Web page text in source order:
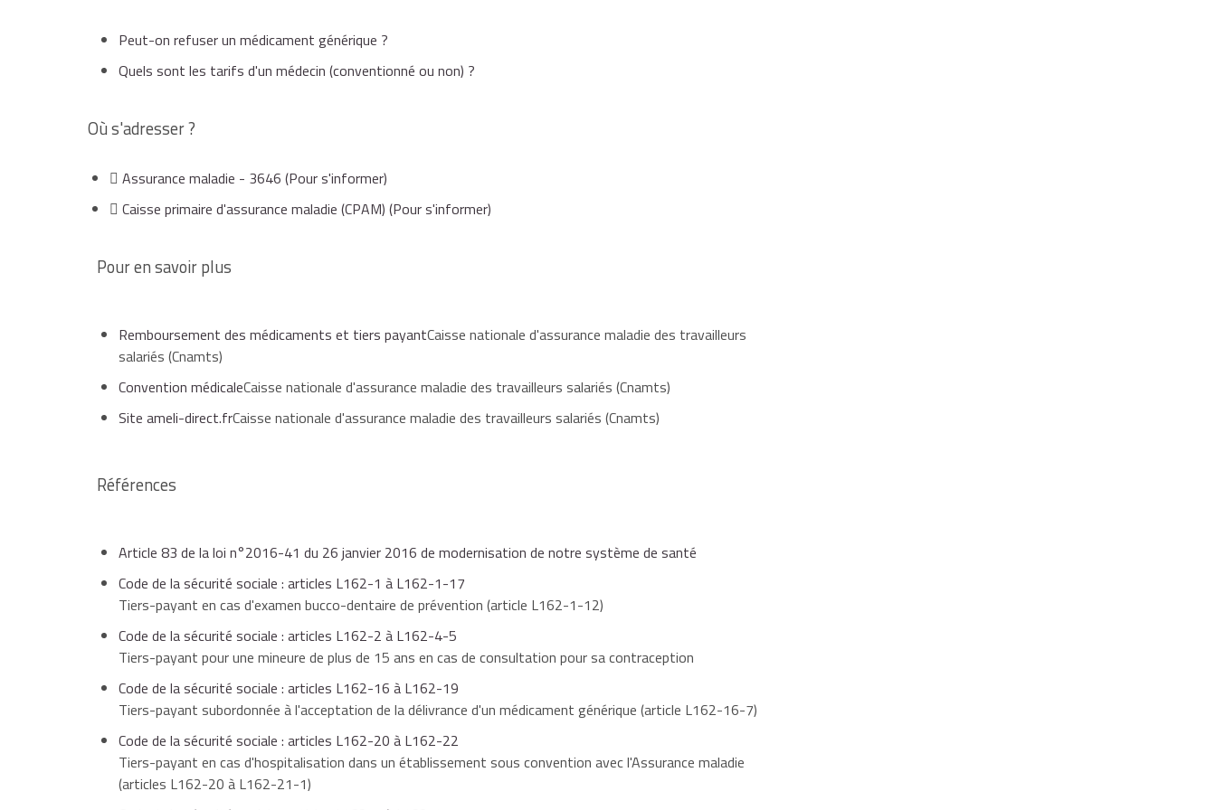
vous êtes victime d'un accident de travail ou d'une maladie professionnelle ;
vous bénéficiez d'actes de prévention dans le cadre d'un dépistage organisé (par exemple, une
mammographie effectuée lors du dépistage organisé du cancer du sein) ;
vous êtes hospitalisé dans un établissement sous convention avec l'Assurance maladie ;
Attention
un pharmacien peut ne pas pratiquer le tiers payant si vous refusez l'usage de médicaments génériques.
Peut-on refuser un médicament générique ?
Quels sont les tarifs d'un médecin (conventionné ou non) ?
Où s'adresser ?
Assurance maladie - 3646 (Pour s'informer)
Caisse primaire d'assurance maladie (CPAM) (Pour s'informer)
Pour en savoir plus
Remboursement des médicaments et tiers payantCaisse nationale d'assurance maladie des travailleurs
salariés (Cnamts)
Convention médicaleCaisse nationale d'assurance maladie des travailleurs salariés (Cnamts)
Site ameli-direct.frCaisse nationale d'assurance maladie des travailleurs salariés (Cnamts)
Références
Article 83 de la loi n°2016-41 du 26 janvier 2016 de modernisation de notre système de santé
Code de la sécurité sociale : articles L162-1 à L162-1-17
Tiers-payant en cas d'examen bucco-dentaire de prévention (article L162-1-12)
Code de la sécurité sociale : articles L162-2 à L162-4-5
Tiers-payant pour une mineure de plus de 15 ans en cas de consultation pour sa contraception
Code de la sécurité sociale : articles L162-16 à L162-19
Tiers-payant subordonnée à l'acceptation de la délivrance d'un médicament générique (article L162-16-7)
Code de la sécurité sociale : articles L162-20 à L162-22
Tiers-payant en cas d'hospitalisation dans un établissement sous convention avec l'Assurance maladie
(articles L162-20 à L162-21-1)